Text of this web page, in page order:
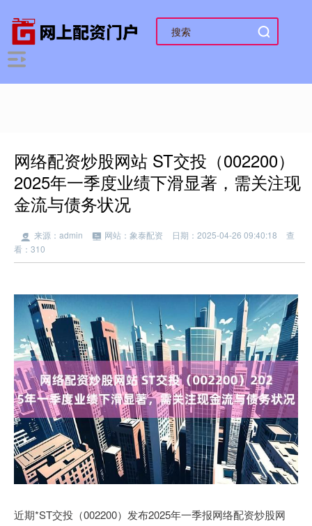
网络配资炒股网站 ST交投（002200）
2025年一季度业绩下滑显著，需关注现
金流与债务状况
来源：admin 网站：象泰配资 日期：2025-04-26 09:40:18
查
看：310
近期*ST交投（002200）发布2025年一季报网络配资炒股网